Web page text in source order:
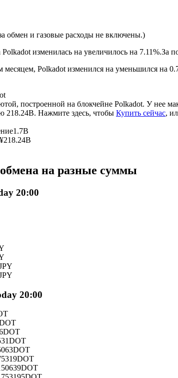
USDC в качестве обеспечения
обмен и газовые расходы не включены.)
изменилась на увеличилось на 7.11%.За
Polkadot изменился на уменьшился на
построенной на блокчейне Polkadot. У нее
218.24B. Нажмите здесь, чтобы Купить сейчас,
1.7B
¥218.24B
на разные суммы
20:00
20:00
DOT
DOT
DOT
DOT
DOT